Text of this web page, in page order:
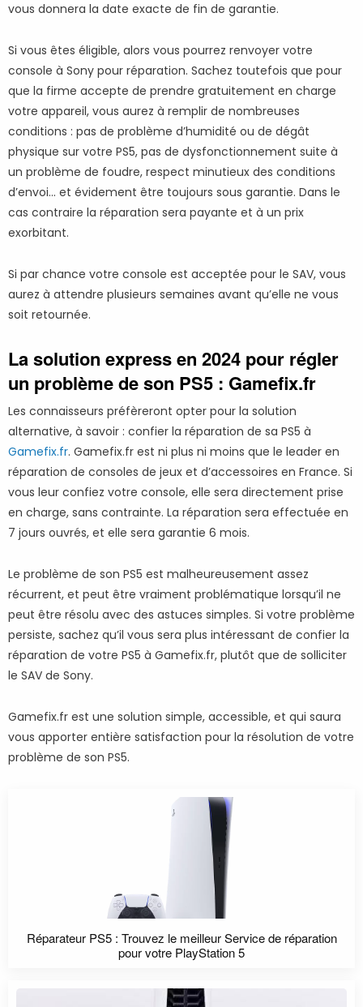
vous donnera la date exacte de fin de garantie.
Si vous êtes éligible, alors vous pourrez renvoyer votre
console à Sony pour réparation. Sachez toutefois que pour
que la firme accepte de prendre gratuitement en charge
votre appareil, vous aurez à remplir de nombreuses
conditions : pas de problème d’humidité ou de dégât
physique sur votre PS5, pas de dysfonctionnement suite à
un problème de foudre, respect minutieux des conditions
d’envoi… et évidement être toujours sous garantie. Dans le
cas contraire la réparation sera payante et à un prix
exorbitant.
Si par chance votre console est acceptée pour le SAV, vous
aurez à attendre plusieurs semaines avant qu’elle ne vous
soit retournée.
La solution express en 2024 pour régler
un problème de son PS5 : Gamefix.fr
Les connaisseurs préfèreront opter pour la solution
alternative, à savoir : confier la réparation de sa PS5 à
Gamefix.fr. Gamefix.fr est ni plus ni moins que le leader en
réparation de consoles de jeux et d’accessoires en France. Si
vous leur confiez votre console, elle sera directement prise
en charge, sans contrainte. La réparation sera effectuée en
7 jours ouvrés, et elle sera garantie 6 mois.
Le problème de son PS5 est malheureusement assez
récurrent, et peut être vraiment problématique lorsqu’il ne
peut être résolu avec des astuces simples. Si votre problème
persiste, sachez qu’il vous sera plus intéressant de confier la
réparation de votre PS5 à Gamefix.fr, plutôt que de solliciter
le SAV de Sony.
Gamefix.fr est une solution simple, accessible, et qui saura
vous apporter entière satisfaction pour la résolution de votre
problème de son PS5.
Réparateur PS5 : Trouvez le meilleur Service de réparation
pour votre PlayStation 5